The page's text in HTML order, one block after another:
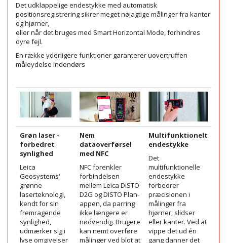
Det udklappelige endestykke med automatisk
positionsregistrering sikrer meget nøjagtige målinger fra kanter
og hjørner,
eller når det bruges med Smart Horizontal Mode, forhindres
dyre fejl.
En række yderligere funktioner garanterer uovertruffen
måleydelse indendørs
Grøn laser -
forbedret
synlighed
Leica
Geosystems'
grønne
laserteknologi,
kendt for sin
fremragende
synlighed,
udmærker sig i
lyse omgivelser
Nem
dataoverførsel
med NFC
NFC forenkler
forbindelsen
mellem Leica DISTO
D2G og DISTO Plan-
appen, da parring
ikke længere er
nødvendig. Brugere
kan nemt overføre
målinger ved blot at
Multifunktionelt
endestykke
Det
multifunktionelle
endestykke
forbedrer
præcisionen i
målinger fra
hjørner, slidser
eller kanter. Ved at
vippe det ud én
gang danner det